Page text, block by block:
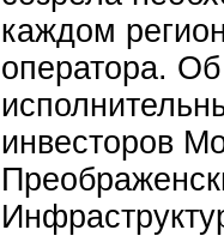
каждом
оператора.
инвесторов